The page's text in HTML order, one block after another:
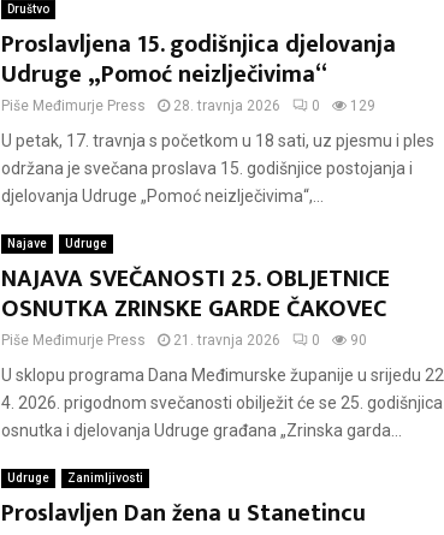
Društvo
Proslavljena 15. godišnjica djelovanja
Udruge „Pomoć neizlječivima“
Piše Međimurje Press 28. travnja 2026 0 129
U petak, 17. travnja s početkom u 18 sati, uz pjesmu i ples
održana je svečana proslava 15. godišnjice postojanja i
djelovanja Udruge „Pomoć neizlječivima“,...
Najave Udruge
NAJAVA SVEČANOSTI 25. OBLJETNICE
OSNUTKA ZRINSKE GARDE ČAKOVEC
Piše Međimurje Press 21. travnja 2026 0 90
U sklopu programa Dana Međimurske županije u srijedu 22.
4. 2026. prigodnom svečanosti obilježit će se 25. godišnjica
osnutka i djelovanja Udruge građana „Zrinska garda...
Udruge Zanimljivosti
Proslavljen Dan žena u Stanetincu